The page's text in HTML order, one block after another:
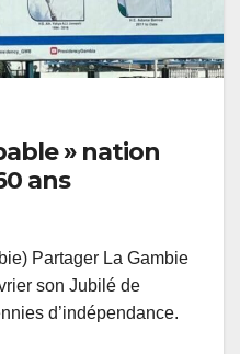
» nation
ans
Partager La Gambie
son Jubilé de
d’indépendance.